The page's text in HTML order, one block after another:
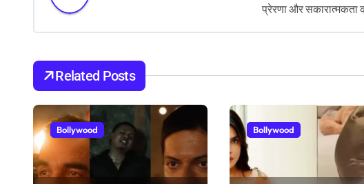
a
v
i
g
a
t
प्रेरणा और सकारात्मकता
Related Posts
Bollywood Bollywood